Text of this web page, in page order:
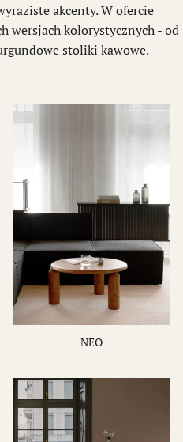
akcenty. W ofercie
wersjach kolorystycznych - od
stoliki kawowe.
NEO